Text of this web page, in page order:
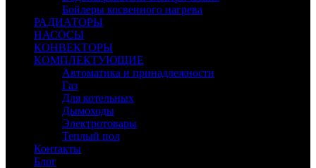
Бойлеры косвенного нагрева
РАДИАТОРЫ
НАСОСЫ
КОНВЕКТОРЫ
КОМПЛЕКТУЮЩИЕ
Автоматика и принадлежности
Газ
Для котельных
Дымоходы
Электротовары
Теплый пол
Контакты
Блог